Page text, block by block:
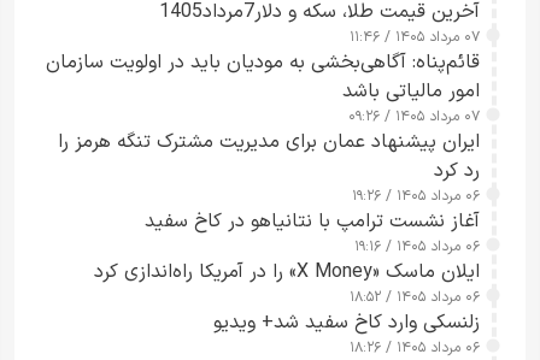
آخرین قیمت طلا، سکه و دلار7مرداد1405
۰۷ مرداد ۱۴۰۵ / ۱۱:۴۶
قائم‌پناه: آگاهی‌بخشی به مودیان باید در اولویت سازمان
امور مالیاتی باشد
۰۷ مرداد ۱۴۰۵ / ۰۹:۲۶
ایران پیشنهاد عمان برای مدیریت مشترک تنگه هرمز را
رد کرد
۰۶ مرداد ۱۴۰۵ / ۱۹:۲۶
آغاز نشست ترامپ با نتانیاهو در کاخ سفید
۰۶ مرداد ۱۴۰۵ / ۱۹:۱۶
ایلان ماسک «X Money» را در آمریکا راه‌اندازی کرد
۰۶ مرداد ۱۴۰۵ / ۱۸:۵۲
زلنسکی وارد کاخ سفید شد+ ویدیو
۰۶ مرداد ۱۴۰۵ / ۱۸:۲۶